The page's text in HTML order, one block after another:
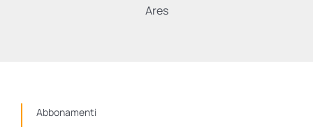
RECENSIONI
Ares
Abbonamenti